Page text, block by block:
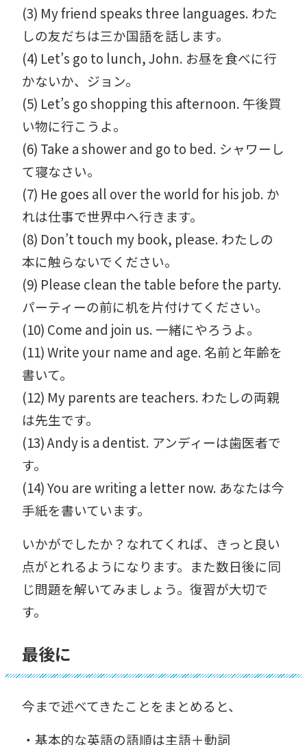
(3) My friend speaks three languages. わた
しの友だちは三か国語を話します。
(4) Let’s go to lunch, John. お昼を食べに行
かないか、ジョン。
(5) Let’s go shopping this afternoon. 午後買
い物に行こうよ。
(6) Take a shower and go to bed. シャワーし
て寝なさい。
(7) He goes all over the world for his job. か
れは仕事で世界中へ行きます。
(8) Don’t touch my book, please. わたしの
本に触らないでください。
(9) Please clean the table before the party.
パーティーの前に机を片付けてください。
(10) Come and join us. 一緒にやろうよ。
(11) Write your name and age. 名前と年齢を
書いて。
(12) My parents are teachers. わたしの両親
は先生です。
(13) Andy is a dentist. アンディーは歯医者で
す。
(14) You are writing a letter now. あなたは今
手紙を書いています。
いかがでしたか？なれてくれば、きっと良い
点がとれるようになります。また数日後に同
じ問題を解いてみましょう。復習が大切で
す。
最後に
今まで述べてきたことをまとめると、
・基本的な英語の語順は主語＋動詞